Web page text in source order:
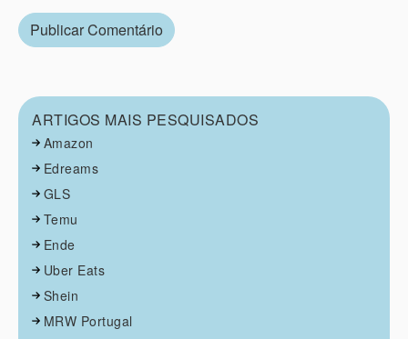
ARTIGOS MAIS PESQUISADOS
Amazon
Edreams
GLS
Temu
Ende
Uber Eats
Shein
MRW Portugal